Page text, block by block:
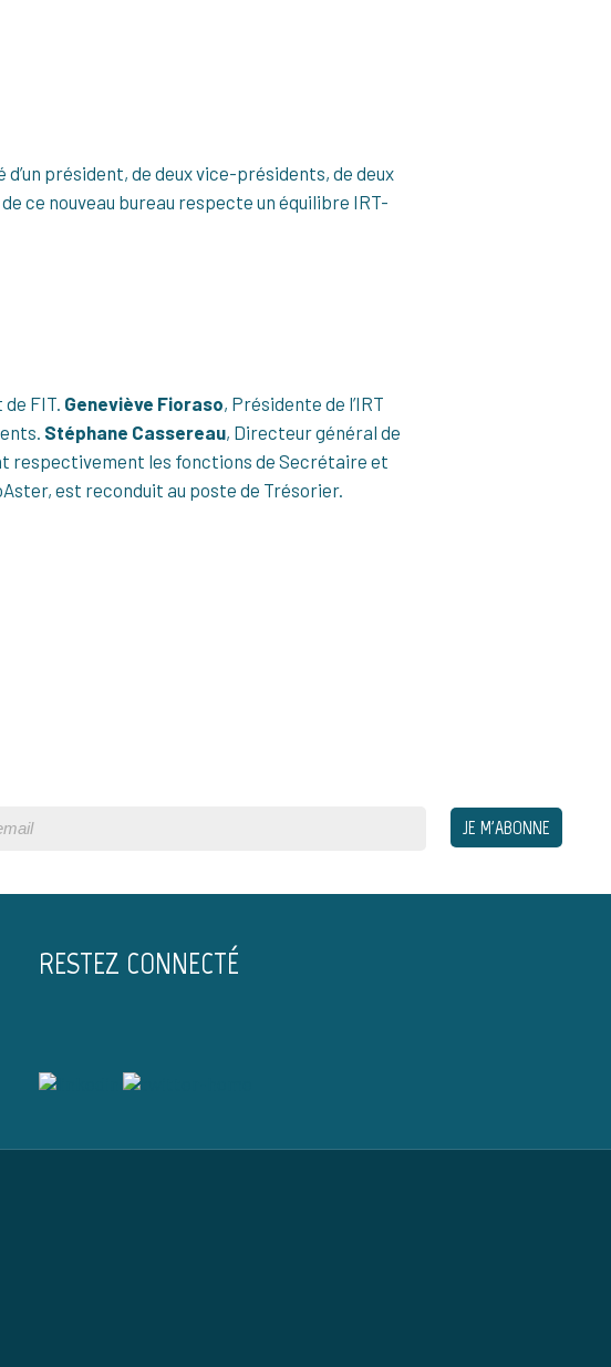
président, de deux vice-présidents, de deux
ce nouveau bureau respecte un équilibre IRT-
FIT. Geneviève Fioraso, Présidente de l’IRT
Stéphane Cassereau, Directeur général de
respectivement les fonctions de Secrétaire et
est reconduit au poste de Trésorier.
RESTEZ CONNECTÉ